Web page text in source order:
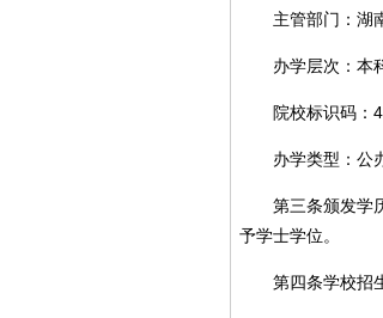
主管部门：湖
办学层次：本
院校标识码：
办学类型：公
第三条颁发学历
予学士学位。
第四条学校招生